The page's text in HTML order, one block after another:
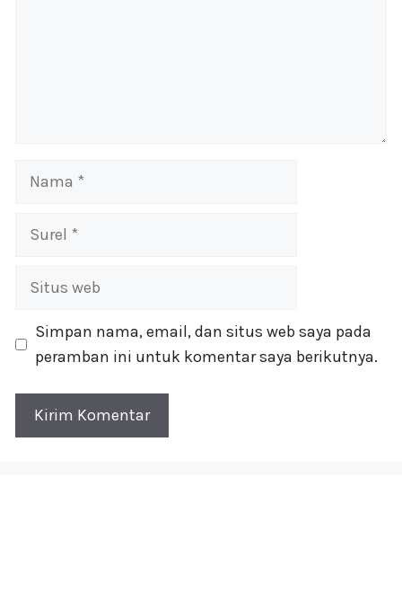
Nama
Surel
Situs
Simpan nama, email, dan situs web saya pada
peramban ini untuk komentar saya berikutnya.